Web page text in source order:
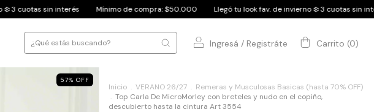
Mínimo de compra: $50.000 Llegó tu look fav. de invierno ❄️ 3 cuotas sin interés Mínimo de
Ingresá / Registráte Carrito (0)
57% OFF
Inicio . VERANO 26/27 . Remeras y Musculosas Basicas (hasta 70% OFF)
. Top Carla De MicroMorley con breteles y nudo en el copiño,
descubierto hasta la cintura Art 3554